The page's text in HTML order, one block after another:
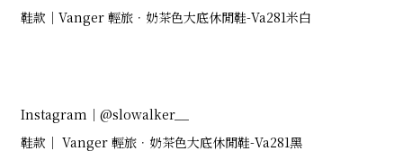
鞋款｜Vanger 輕旅．奶茶色大底休閒鞋-Va281米白
Instagram｜@slowalker__
鞋款｜ Vanger 輕旅．奶茶色大底休閒鞋-Va281黑